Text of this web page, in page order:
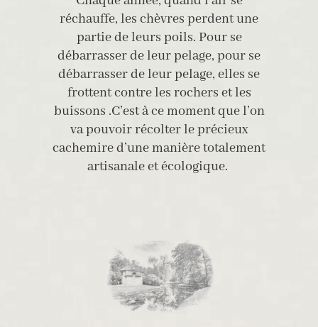
réchauffe, les chèvres perdent une
partie de leurs poils. Pour se
débarrasser de leur pelage, pour se
débarrasser de leur pelage, elles se
frottent contre les rochers et les
buissons .C’est à ce moment que l’on
va pouvoir récolter le précieux
cachemire d’une manière totalement
artisanale et écologique.